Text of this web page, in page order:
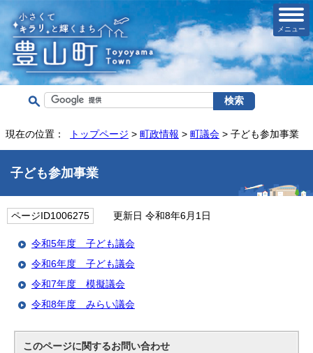
メニュー
現在の位置： トップページ > 町政情報 > 町議会 > 子ども参加事業
子ども参加事業
ページID1006275 更新日 令和8年6月1日
令和5年度 子ども議会
令和6年度 子ども議会
令和7年度 模擬議会
令和8年度 みらい議会
このページに関するお問い合わせ